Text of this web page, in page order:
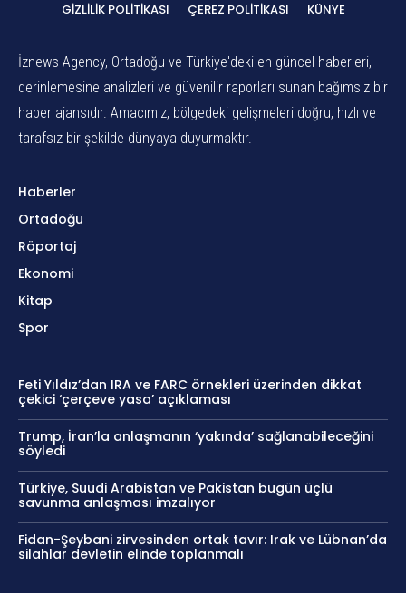
GIZLILIK POLITIKASI ÇEREZ POLITIKASI KÜNYE
İznews Agency, Ortadoğu ve Türkiye'deki en güncel haberleri,
derinlemesine analizleri ve güvenilir raporları sunan bağımsız bir
haber ajansıdır. Amacımız, bölgedeki gelişmeleri doğru, hızlı ve
tarafsız bir şekilde dünyaya duyurmaktır.
Haberler
Ortadoğu
Röportaj
Ekonomi
Kitap
Spor
Feti Yıldız’dan IRA ve FARC örnekleri üzerinden dikkat
çekici ‘çerçeve yasa’ açıklaması
Trump, İran’la anlaşmanın ‘yakında’ sağlanabileceğini
söyledi
Türkiye, Suudi Arabistan ve Pakistan bugün üçlü
savunma anlaşması imzalıyor
Fidan-Şeybani zirvesinden ortak tavır: Irak ve Lübnan’da
silahlar devletin elinde toplanmalı